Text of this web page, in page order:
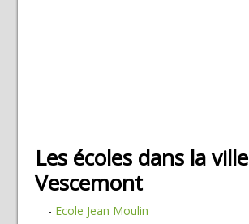
Les écoles dans la ville
Vescemont
- Ecole Jean Moulin